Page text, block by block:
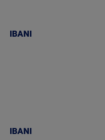
IBANI
IBANI